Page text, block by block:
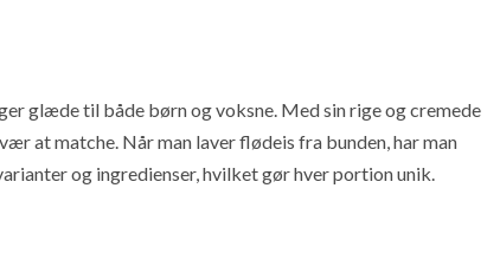
glæde til både børn og voksne. Med sin rige og cremede
at matche. Når man laver flødeis fra bunden, har man
og ingredienser, hvilket gør hver portion unik.